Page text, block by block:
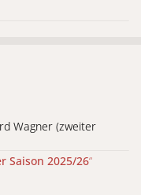
Wagner (zweiter
Saison 2025/26“